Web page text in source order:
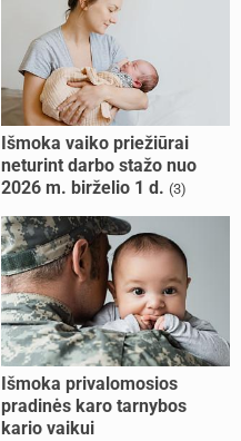
Išmoka vaiko priežiūrai
neturint darbo stažo nuo
2026 m. birželio 1 d. (3)
Išmoka privalomosios
pradinės karo tarnybos
kario vaikui